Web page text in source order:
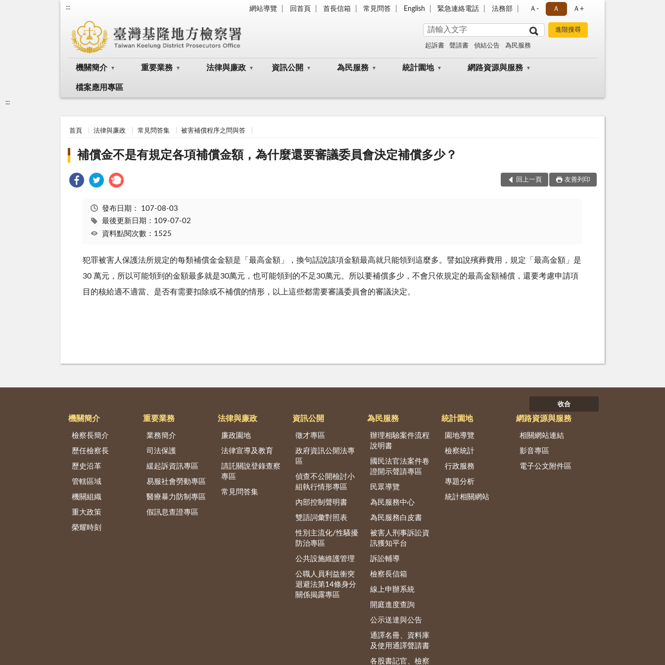
::: 網站導覽 回首頁 首長信箱 常見問答 English 緊急連絡電話 法務部 Ａ- Ａ Ａ+
起訴書 聲請書 偵結公告 為民服務
機關簡介 重要業務 法律與廉政 資訊公開 為民服務 統計園地 網路資源與服務
檔案應用專區
:::
首頁 法律與廉政 常見問答集 被害補償程序之問與答
補償金不是有規定各項補償金額，為什麼還要審議委員會決定補償多少？
回上一頁 友善列印
發布日期： 107-08-03
最後更新日期：109-07-02
資料點閱次數：1525
犯罪被害人保護法所規定的每類補償金金額是「最高金額」，換句話說該項金額最高就只能領到這麼多。譬如說殯葬費用，規定「最高金額」是
30 萬元，所以可能領到的金額最多就是30萬元，也可能領到的不足30萬元。所以要補償多少，不會只依規定的最高金額補償，還要考慮申請項
目的核給適不適當、是否有需要扣除或不補償的情形，以上這些都需要審議委員會的審議決定。
收合
機關簡介
檢察長簡介
歷任檢察長
歷史沿革
管轄區域
機關組織
重大政策
榮耀時刻
重要業務
業務簡介
司法保護
緩起訴資訊專區
易服社會勞動專區
醫療暴力防制專區
假訊息查證專區
法律與廉政
廉政園地
法律宣導及教育
請託關說登錄查察
專區
常見問答集
資訊公開
徵才專區
政府資訊公開法專
區
偵查不公開檢討小
組執行情形專區
內部控制聲明書
雙語詞彙對照表
性別主流化/性騷擾
防治專區
公共設施維護管理
公職人員利益衝突
迴避法第14條身分
關係揭露專區
為民服務
辦理相驗案件流程
說明書
國民法官法案件卷
證開示聲請專區
民眾導覽
為民服務中心
為民服務白皮書
被害人刑事訴訟資
訊獲知平台
訴訟輔導
檢察長信箱
線上申辦系統
開庭進度查詢
公示送達與公告
通譯名冊、資料庫
及使用通譯聲請書
各股書記官、檢察
統計園地
園地導覽
檢察統計
行政服務
專題分析
統計相關網站
網路資源與服務
相關網站連結
影音專區
電子公文附件區